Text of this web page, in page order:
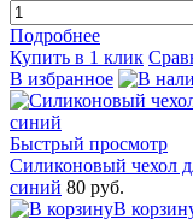
Подробнее
Купить в 1 клик
В избранное
Быстрый просмотр
Силиконовый чехол
синий 80 руб.
В